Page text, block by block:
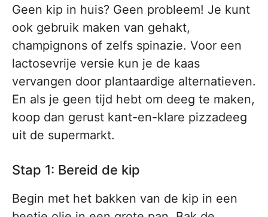
Geen kip in huis? Geen probleem! Je kunt
ook gebruik maken van gehakt,
champignons of zelfs spinazie. Voor een
lactosevrije versie kun je de kaas
vervangen door plantaardige alternatieven.
En als je geen tijd hebt om deeg te maken,
koop dan gerust kant-en-klare pizzadeeg
uit de supermarkt.
Stap 1: Bereid de kip
Begin met het bakken van de kip in een